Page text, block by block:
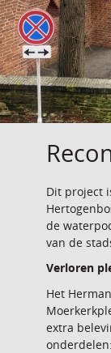
Dit project
de
van de
Verloren
Het
extra